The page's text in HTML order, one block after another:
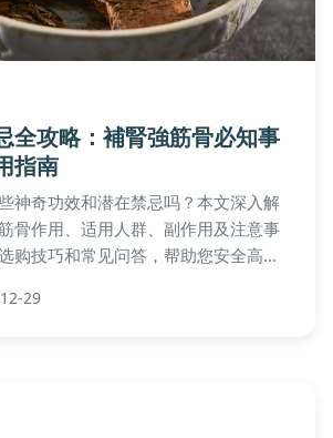
全攻略：補腎強筋骨必知事
指南
神奇功效和潜在禁忌吗？本文深入解
骨作用、适用人群、副作用及注意事
购技巧和常见问答，帮助您安全高效
29